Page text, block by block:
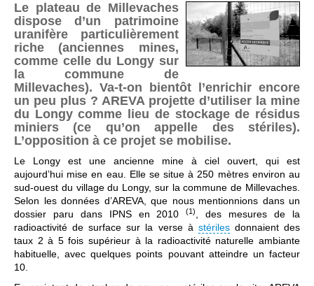
Le plateau de Millevaches
dispose d’un patrimoine
uranifère particulièrement
riche (anciennes mines,
comme celle du Longy sur
la commune de
Millevaches). Va-t-on bientôt l’enrichir encore
un peu plus ? AREVA projette d’utiliser la mine
du Longy comme lieu de stockage de résidus
miniers (ce qu’on appelle des stériles).
L’opposition à ce projet se mobilise.
Le Longy est une ancienne mine à ciel ouvert, qui est
aujourd’hui mise en eau. Elle se situe à 250 mètres environ au
sud-ouest du village du Longy, sur la commune de Millevaches.
Selon les données d’AREVA, que nous mentionnions dans un
dossier paru dans IPNS en 2010(1)
, des mesures de la
radioactivité de surface sur la verse à stérilesdonnaient des
taux 2 à 5 fois supérieur à la radioactivité naturelle ambiante
habituelle, avec quelques points pouvant atteindre un facteur
10.